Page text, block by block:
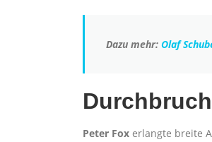
Dazu mehr: Olaf
Peter Fox erlangte breite